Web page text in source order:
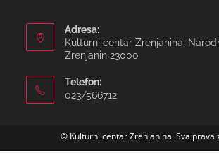
Adresa:
Kulturni centar Zrenjanina,
Zrenjanin 23000
Telefon:
023/566712
© Kulturni centar Zrenjanina. Sva prava